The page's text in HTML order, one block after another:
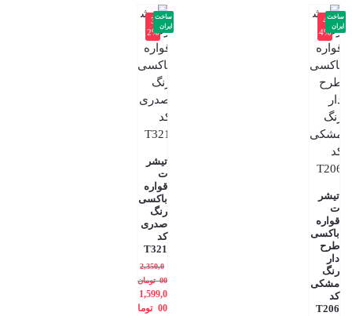
-4
4%
تیشر
ت
قواره
باکسی
طرح
دار
رنگ
مشکی
کد
T206
ساخت
ایران
-3
2%
تیشر
ت
قواره
باکسی
رنگ
صدری
کد
T321
2,350,0
00 تومان
1,599,0
00 توما
ساخت
ایران